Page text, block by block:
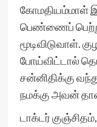
கோமதியம்மாள்
பெண்ணைப்
மூடிவிடுவாள்.
போய்விட்டால்
சன்னிதிக்கு
நமக்கு அவன்
டாக்டர்